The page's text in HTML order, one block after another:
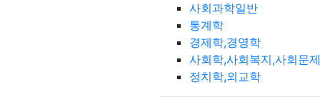
사회과학일반
통계학
경제학,경영학
사회학,사회복지,사회문제
정치학,외교학